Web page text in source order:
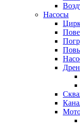
Насосы